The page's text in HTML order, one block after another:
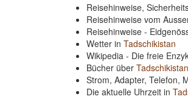
Reisehinweise,
Reisehinweise vom
Reisehinweise -
Wetter in Tadschikistan
Wikipedia - Die freie
Bücher über Tadschikistan
Strom, Adapter, Telefon,
Die aktuelle Uhrzeit in